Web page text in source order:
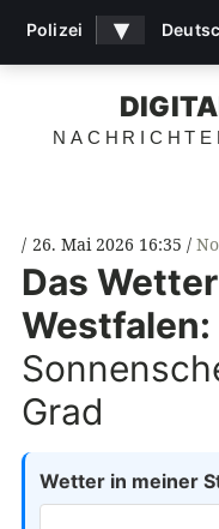
26. Mai 2026 16:35
Das
Westfalen:
Grad
Wetter in meiner
Polizei ▾